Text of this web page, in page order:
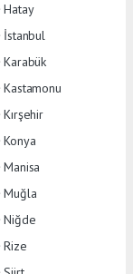
Hatay
İstanbul
Karabük
Kastamonu
Kırşehir
Konya
Manisa
Muğla
Niğde
Rize